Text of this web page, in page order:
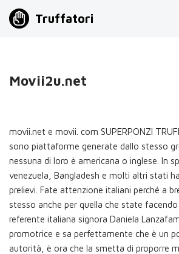
Truffatori
Movii2u.net
movii.net e movii. com SUPERPONZI
sono piattaforme generate dallo stesso
nessuna di loro è americana o inglese. In
venezuela, Bangladesh e molti altri stati
prelievi. Fate attenzione italiani perché a
stesso anche per quella che state
referente italiana signora Daniela
promotrice e sa perfettamente che è un
autorità, è ora che la smetta di proporre